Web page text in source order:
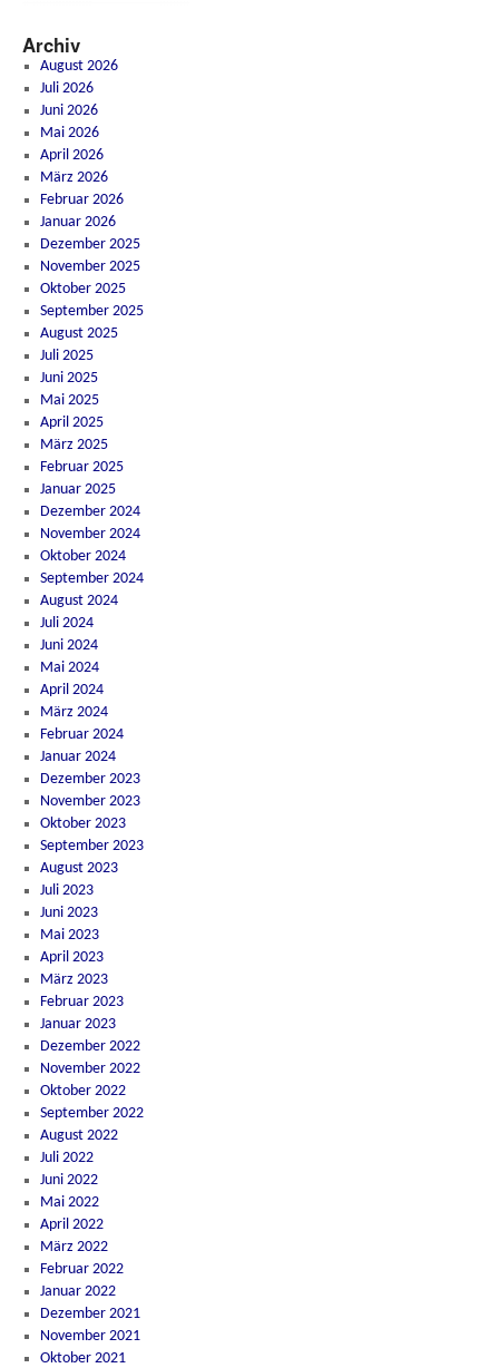
Archiv
August 2026
Juli 2026
Juni 2026
Mai 2026
April 2026
März 2026
Februar 2026
Januar 2026
Dezember 2025
November 2025
Oktober 2025
September 2025
August 2025
Juli 2025
Juni 2025
Mai 2025
April 2025
März 2025
Februar 2025
Januar 2025
Dezember 2024
November 2024
Oktober 2024
September 2024
August 2024
Juli 2024
Juni 2024
Mai 2024
April 2024
März 2024
Februar 2024
Januar 2024
Dezember 2023
November 2023
Oktober 2023
September 2023
August 2023
Juli 2023
Juni 2023
Mai 2023
April 2023
März 2023
Februar 2023
Januar 2023
Dezember 2022
November 2022
Oktober 2022
September 2022
August 2022
Juli 2022
Juni 2022
Mai 2022
April 2022
März 2022
Februar 2022
Januar 2022
Dezember 2021
November 2021
Oktober 2021